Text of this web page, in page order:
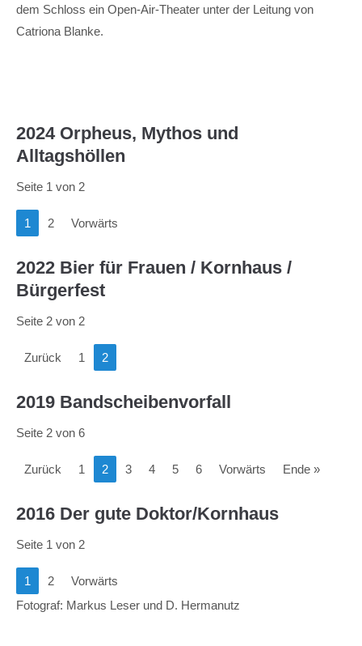
dem Schloss ein Open-Air-Theater unter der Leitung von
Catriona Blanke.
2024 Orpheus, Mythos und
Alltagshöllen
Seite 1 von 2
1 2 Vorwärts
2022 Bier für Frauen / Kornhaus /
Bürgerfest
Seite 2 von 2
Zurück 1 2
2019 Bandscheibenvorfall
Seite 2 von 6
Zurück 1 2 3 4 5 6 Vorwärts Ende »
2016 Der gute Doktor/Kornhaus
Seite 1 von 2
1 2
Vorwärts
Fotograf: Markus Leser und D. Hermanutz